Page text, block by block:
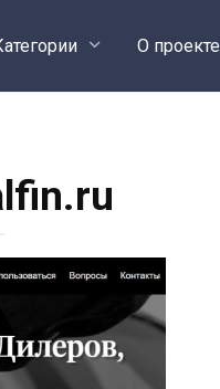
О проекте